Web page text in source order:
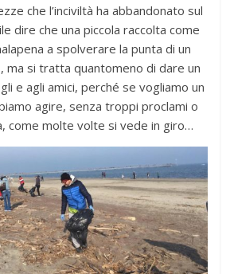
che l’inciviltà ha abbandonato sul
dire che una piccola raccolta come
a spolverare la punta di un
ma si tratta quantomeno di dare un
e agli amici, perché se vogliamo un
agire, senza troppi proclami o
come molte volte si vede in giro…